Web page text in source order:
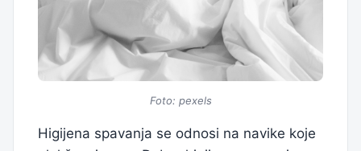
Foto: pexels
Higijena spavanja se odnosi na navike koje